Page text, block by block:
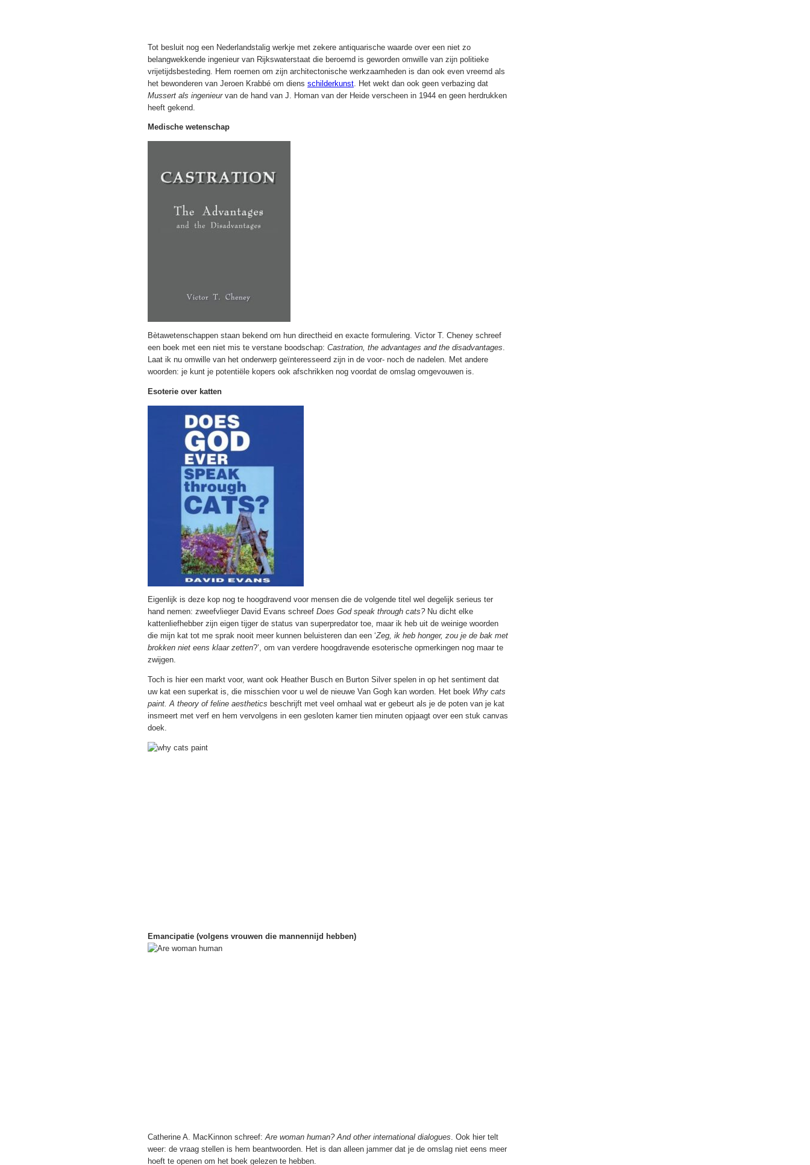
Tot besluit nog een Nederlandstalig werkje met zekere antiquarische waarde over een niet zo
belangwekkende ingenieur van Rijkswaterstaat die beroemd is geworden omwille van zijn politieke
vrijetijdsbesteding. Hem roemen om zijn architectonische werkzaamheden is dan ook even vreemd als
het bewonderen van Jeroen Krabbé om diens schilderkunst . Het wekt dan ook geen verbazing dat
Mussert als ingenieurvan de hand van J. Homan van der Heide verscheen in 1944 en geen herdrukken
heeft gekend.
Medische wetenschap
Bètawetenschappen staan bekend om hun directheid en exacte formulering. Victor T. Cheney schreef
een boek met een niet mis te verstane boodschap: Castration, the advantages and the disadvantages.
Laat ik nu omwille van het onderwerp geïnteresseerd zijn in de voor- noch de nadelen. Met andere
woorden: je kunt je potentiële kopers ook afschrikken nog voordat de omslag omgevouwen is.
Esoterie over katten
Eigenlijk is deze kop nog te hoogdravend voor mensen die de volgende titel wel degelijk serieus ter
hand nemen: zweefvlieger David Evans schreef Does God speak through cats?Nu dicht elke
kattenliefhebber zijn eigen tijger de status van superpredator toe, maar ik heb uit de weinige woorden
die mijn kat tot me sprak nooit meer kunnen beluisteren dan een ‘Zeg, ik heb honger, zou je de bak met
brokken niet eens klaar zetten?’, om van verdere hoogdravende esoterische opmerkingen nog maar te
zwijgen.
Toch is hier een markt voor, want ook Heather Busch en Burton Silver spelen in op het sentiment dat
uw kat een superkat is, die misschien voor u wel de nieuwe Van Gogh kan worden. Het boek Why cats
paint. A theory of feline aesthetics beschrijft met veel omhaal wat er gebeurt als je de poten van je kat
insmeert met verf en hem vervolgens in een gesloten kamer tien minuten opjaagt over een stuk canvas
doek.
Emancipatie (volgens vrouwen die mannennijd hebben)
Catherine A. MacKinnon schreef: Are woman human? And other international dialogues . Ook hier telt
weer: de vraag stellen is hem beantwoorden. Het is dan alleen jammer dat je de omslag niet eens meer
hoeft te openen om het boek gelezen te hebben.